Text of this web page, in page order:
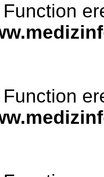
Function
Function